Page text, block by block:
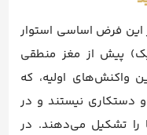
فرض اساسی استوار
پیش از مغز منطقی
اولیه، که
و دستکاری نیستند و در
را تشکیل می‌دهند. در